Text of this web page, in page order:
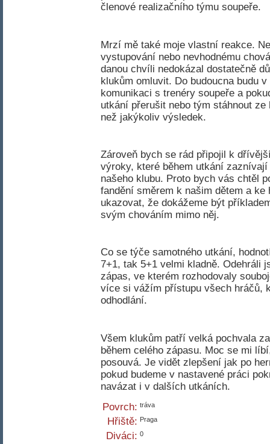
členové realizačního týmu soupeře.
Mrzí mě také moje vlastní reakce.
vystupování nebo nevhodnému
danou chvíli nedokázal dostatečně
klukům omluvit. Do budoucna budu
komunikaci s trenéry soupeře a
utkání přerušit nebo tým stáhnout
než jakýkoliv výsledek.
Zároveň bych se rád připojil k
výroky, které během utkání
našeho klubu. Proto bych vás chtěl
fandění směrem k našim dětem a
ukazovat, že dokážeme být
svým chováním mimo něj.
Co se týče samotného utkání,
7+1, tak 5+1 velmi kladně. Odehráli
zápas, ve kterém rozhodovaly
více si vážím přístupu všech hráčů,
odhodlání.
Všem klukům patří velká pochvala
během celého zápasu. Moc se mi
posouvá. Je vidět zlepšení jak po
pokud budeme v nastavené práci
navázat i v dalších utkáních.
Povrch: tráva
Hřiště: Praga
Diváci: 0